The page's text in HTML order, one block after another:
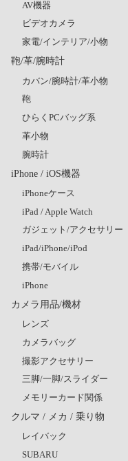
AV機器
ビデオカメラ
家電/インテリア/小物
鞄/革/腕時計
カバン/腕時計/革小物
鞄
ひらくPCバッグ系
革小物
腕時計
iPhone / iOS機器
iPhoneケース
iPad / Apple Watch
ガジェット/アクセサリー
iPad/iPhone/iPod
携帯/モバイル
iPhone
カメラ用品/機材
レンズ
カメラバッグ
撮影アクセサリー
三脚/一脚/スライダー
メモリーカード関係
クルマ / メカ / 乗り物
レイバック
SUBARU